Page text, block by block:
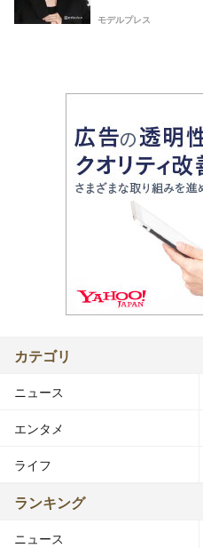
モデルプレス
カテゴリ
ニュース
エンタメ
ライフ
ランキング
ニュース